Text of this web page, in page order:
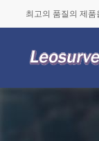
최고의 품질의 제